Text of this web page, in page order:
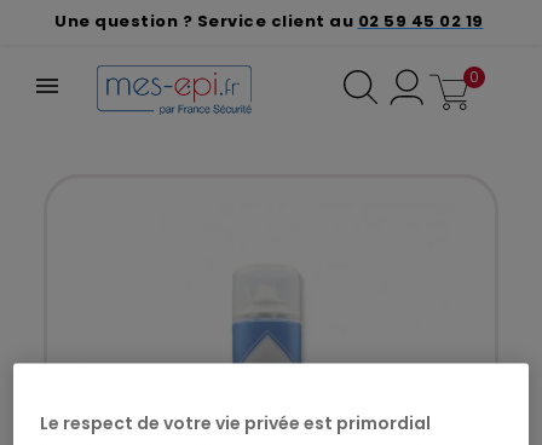
Une question ? Service client au 02 59 45 02 19
0
Le respect de votre vie privée est primordial